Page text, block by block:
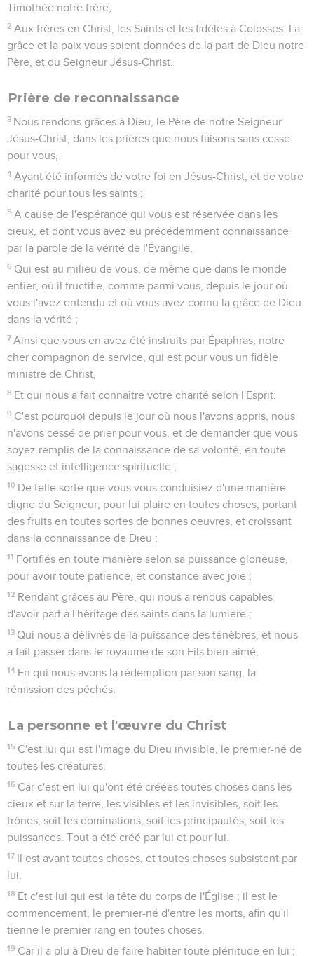
Timothée notre frère,
2 Aux frères en Christ, les Saints et les fidèles à Colosses. La
grâce et la paix vous soient données de la part de Dieu notre
Père, et du Seigneur Jésus-Christ.
Prière de reconnaissance
3 Nous rendons grâces à Dieu, le Père de notre Seigneur
Jésus-Christ, dans les prières que nous faisons sans cesse
pour vous,
4 Ayant été informés de votre foi en Jésus-Christ, et de votre
charité pour tous les saints ;
5 A cause de l'espérance qui vous est réservée dans les
cieux, et dont vous avez eu précédemment connaissance
par la parole de la vérité de l'Évangile,
6 Qui est au milieu de vous, de même que dans le monde
entier, où il fructifie, comme parmi vous, depuis le jour où
vous l'avez entendu et où vous avez connu la grâce de Dieu
dans la vérité ;
7 Ainsi que vous en avez été instruits par Épaphras, notre
cher compagnon de service, qui est pour vous un fidèle
ministre de Christ,
8 Et qui nous a fait connaître votre charité selon l'Esprit.
9 C'est pourquoi depuis le jour où nous l'avons appris, nous
n'avons cessé de prier pour vous, et de demander que vous
soyez remplis de la connaissance de sa volonté, en toute
sagesse et intelligence spirituelle ;
10 De telle sorte que vous vous conduisiez d'une manière
digne du Seigneur, pour lui plaire en toutes choses, portant
des fruits en toutes sortes de bonnes oeuvres, et croissant
dans la connaissance de Dieu ;
11 Fortifiés en toute manière selon sa puissance glorieuse,
pour avoir toute patience, et constance avec joie ;
12 Rendant grâces au Père, qui nous a rendus capables
d'avoir part à l'héritage des saints dans la lumière ;
13 Qui nous a délivrés de la puissance des ténèbres, et nous
a fait passer dans le royaume de son Fils bien-aimé,
14 En qui nous avons la rédemption par son sang, la
rémission des péchés.
La personne et l'œuvre du Christ
15 C'est lui qui est l'image du Dieu invisible, le premier-né de
toutes les créatures.
16 Car c'est en lui qu'ont été créées toutes choses dans les
cieux et sur la terre, les visibles et les invisibles, soit les
trônes, soit les dominations, soit les principautés, soit les
puissances. Tout a été créé par lui et pour lui.
17 Il est avant toutes choses, et toutes choses subsistent par
lui.
18 Et c'est lui qui est la tête du corps de l'Église ; il est le
commencement, le premier-né d'entre les morts, afin qu'il
tienne le premier rang en toutes choses.
19 Car il a plu à Dieu de faire habiter toute plénitude en lui ;